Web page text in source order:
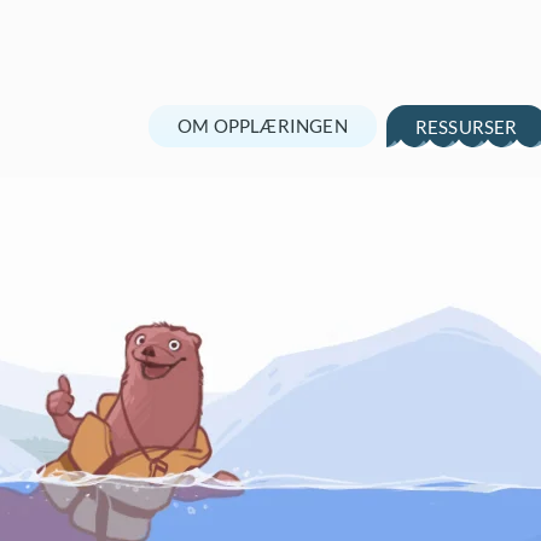
OM OPPLÆRINGEN RESSURSER